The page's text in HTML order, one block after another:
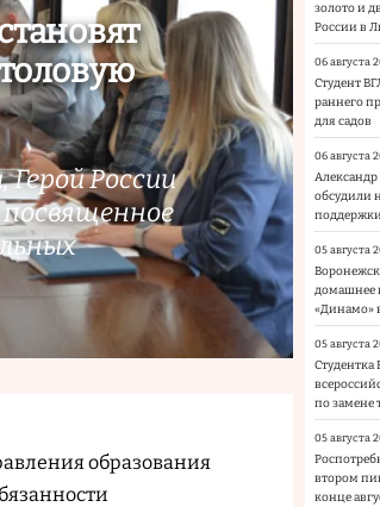
России
посвященное
образования
золото и
России в
06 августа
Студент
раннего
для садов
06 августа
обсудили
05 августа
домашнее
«Динамо»
05 августа
Студентка
по замене
05 августа
втором
конце